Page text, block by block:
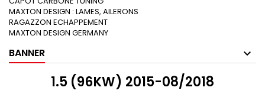
MAXTON DESIGN : LAMES, AILERONS
RAGAZZON ECHAPPEMENT
MAXTON DESIGN GERMANY
BANNER
1.5 (96KW) 2015-08/2018